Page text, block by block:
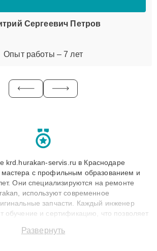
Сергеевич Петров
Опыт работы – 7 лет
krd.hurakan-servis.ru в Краснодаре
с профильным образованием и
Они специализируются на ремонте
используют современное
запчасти. Каждый инженер
обучение и сертификацию, что позволяет
гарантии до 3 лет. Наши мастера
Развернуть